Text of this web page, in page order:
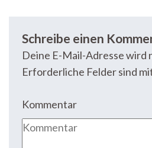
Schreibe einen
Deine E-Mail-Adresse
Erforderliche Felder sind
Kommentar